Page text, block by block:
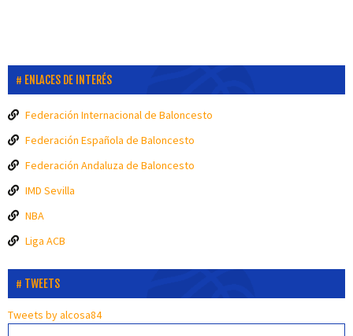
ENLACES DE INTERÉS
Federación Internacional de Baloncesto
Federación Española de Baloncesto
Federación Andaluza de Baloncesto
IMD Sevilla
NBA
Liga ACB
TWEETS
Tweets by alcosa84